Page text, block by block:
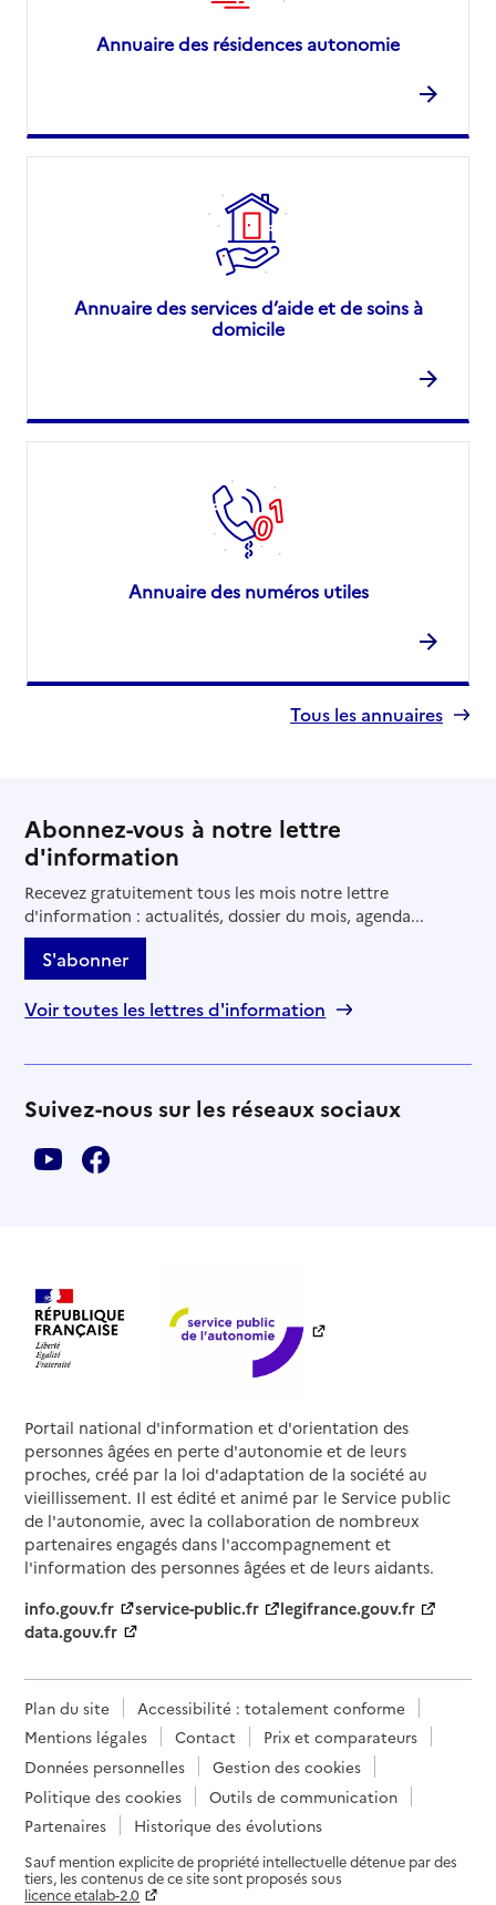
Annuaire des résidences autonomie
Annuaire des services d’aide et de soins à
domicile
Annuaire des numéros utiles
Tous les annuaires
Abonnez-vous à notre lettre
d'information
Recevez gratuitement tous les mois notre lettre
d'information : actualités, dossier du mois, agenda...
S'abonner
Voir toutes les lettres d'information
Suivez-nous sur les réseaux sociaux
Portail national d'information et d'orientation des
personnes âgées en perte d'autonomie et de leurs
proches, créé par la loi d'adaptation de la société au
vieillissement. Il est édité et animé par le Service public
de l'autonomie, avec la collaboration de nombreux
partenaires engagés dans l'accompagnement et
l'information des personnes âgées et de leurs aidants.
info.gouv.fr
service-public.fr
legifrance.gouv.fr
data.gouv.fr
Plan du site
Accessibilité : totalement conforme
Mentions légales
Contact
Prix et comparateurs
Données personnelles
Gestion des cookies
Politique des cookies
Outils de communication
Partenaires
Historique des évolutions
Sauf mention explicite de propriété intellectuelle détenue par des
tiers, les contenus de ce site sont proposés sous
licence etalab-2.0